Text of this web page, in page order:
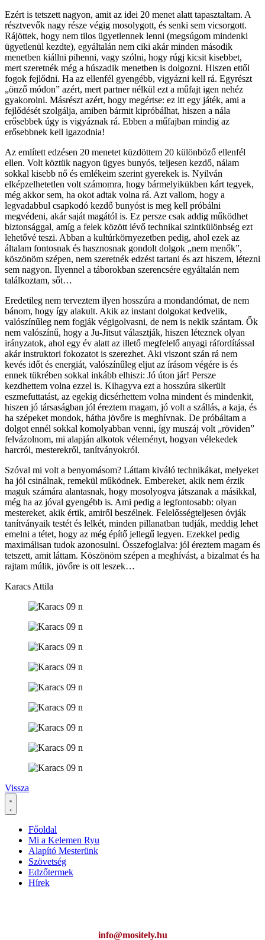
Ezért is tetszett nagyon, amit az idei 20 menet alatt tapasztaltam. A
résztvevők nagy része végig mosolygott, és senki sem vicsorgott.
Rájöttek, hogy nem tilos ügyetlennek lenni (megsúgom mindenki
ügyetlenül kezdte), egyáltalán nem ciki akár minden második
menetben kiállni pihenni, vagy szólni, hogy rúgj kicsit kisebbet,
mert szeretnék még a húszadik menetben is dolgozni. Hiszen ettől
fogok fejlődni. Ha az ellenfél gyengébb, vigyázni kell rá. Egyrészt
„önző módon” azért, mert partner nélkül ezt a műfajt igen nehéz
gyakorolni. Másrészt azért, hogy megértse: ez itt egy játék, ami a
fejlődését szolgálja, amiben bármit kipróbálhat, hiszen a nála
erősebbek úgy is vigyáznak rá. Ebben a műfajban mindig az
erősebbnek kell igazodnia!
Az említett edzésen 20 menetet küzdöttem 20 különböző ellenfél
ellen. Volt köztük nagyon ügyes bunyós, teljesen kezdő, nálam
sokkal kisebb nő és emlékeim szerint gyerekek is. Nyilván
elképzelhetetlen volt számomra, hogy bármelyikükben kárt tegyek,
még akkor sem, ha okot adtak volna rá. Azt vallom, hogy a
legvadabbul csapkodó kezdő bunyóst is meg kell próbálni
megvédeni, akár saját magától is. Ez persze csak addig működhet
biztonsággal, amíg a felek között lévő technikai szintkülönbség ezt
lehetővé teszi. Abban a kultúrkörnyezetben pedig, ahol ezek az
általam fontosnak és hasznosnak gondolt dolgok „nem menők”,
köszönöm szépen, nem szeretnék edzést tartani és azt hiszem, létezni
sem nagyon. Ilyennel a táborokban szerencsére egyáltalán nem
találkoztam, sőt…
Eredetileg nem terveztem ilyen hosszúra a mondandómat, de nem
bánom, hogy így alakult. Akik az instant dolgokat kedvelik,
valószínűleg nem fogják végigolvasni, de nem is nekik szántam. Ők
nem valószínű, hogy a Ju-Jitsut választják, hiszen léteznek olyan
irányzatok, ahol egy év alatt az illető megfelelő anyagi ráfordítással
akár instruktori fokozatot is szerezhet. Aki viszont szán rá nem
kevés időt és energiát, valószínűleg eljut az írásom végére is és
ennek tükrében sokkal inkább elhiszi: Jó úton jár! Persze
kezdhettem volna ezzel is. Kihagyva ezt a hosszúra sikerült
eszmefuttatást, az egekig dicsérhettem volna mindent és mindenkit,
hiszen jó társaságban jól éreztem magam, jó volt a szállás, a kaja, és
ha szépeket mondok, hátha jövőre is meghívnak. De próbáltam a
dolgot ennél sokkal komolyabban venni, így muszáj volt „röviden”
felvázolnom, mi alapján alkotok véleményt, hogyan vélekedek
harcról, mesterekről, tanítványokról.
Szóval mi volt a benyomásom? Láttam kiváló technikákat, melyeket
ha jól csinálnak, remekül működnek. Embereket, akik nem érzik
maguk számára alantasnak, hogy mosolyogva játszanak a másikkal,
még ha az jóval gyengébb is. Ami pedig a legfontosabb: olyan
mestereket, akik értik, amiről beszélnek. Felelősségteljesen óvják
tanítványaik testét és lelkét, minden pillanatban tudják, meddig lehet
emelni a tétet, hogy az még építő jellegű legyen. Ezekkel pedig
maximálisan tudok azonosulni. Összefoglalva: jól éreztem magam és
tetszett, amit láttam. Köszönöm szépen a meghívást, a bizalmat és ha
rajtam múlik, jövőre is ott leszek…
Karacs Attila
Vissza
Főoldal
Mi a Kelemen Ryu
Alapító Mesterünk
Szövetség
Edzőtermek
Hírek
info@mositely.hu